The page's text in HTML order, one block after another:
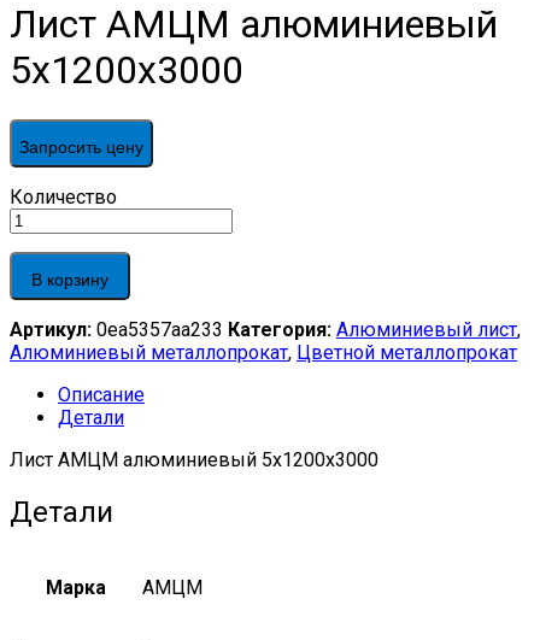
Лист АМЦМ алюминиевый
5х1200х3000
Запросить цену
Лист
АМЦМ
алюминиевый
5х1200х3000
quantity
Количество
В корзину
Артикул: 0ea5357aa233 Категория: Алюминиевый лист,
Алюминиевый металлопрокат, Цветной металлопрокат
Описание
Детали
Лист АМЦМ алюминиевый 5х1200х3000
Детали
Марка АМЦМ